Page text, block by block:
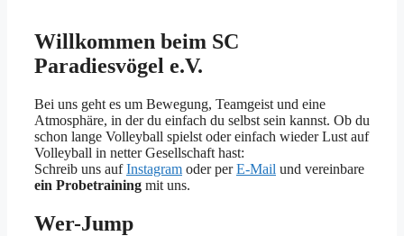
Willkommen beim SC
Paradiesvögel e.V.
Bei uns geht es um Bewegung, Teamgeist und eine
Atmosphäre, in der du einfach du selbst sein kannst. Ob du
schon lange Volleyball spielst oder einfach wieder Lust auf
Volleyball in netter Gesellschaft hast:
Schreib uns aufInstagram oder perE-Mail und vereinbare
ein Probetraining mit uns.
Wer-Jump